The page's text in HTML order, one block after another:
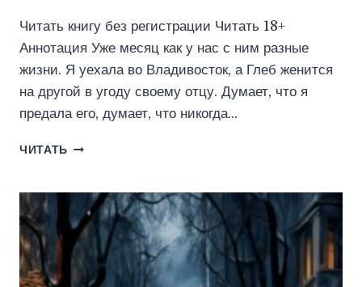
Читать книгу без регистрации Читать 18+
Аннотация Уже месяц как у нас с ним разные
жизни. Я уехала во Владивосток, а Глеб женится
на другой в угоду своему отцу. Думает, что я
предала его, думает, что никогда…
ЧИТАТЬ ДЕРЗКИЕ.
(ПЕЛЕВИНА
КАТЕРИНА)